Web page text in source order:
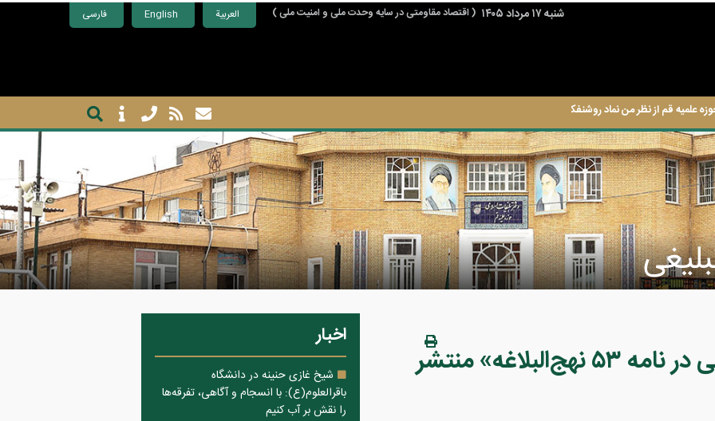
فارسی English العربية شنبه ۱۷ مرداد ۱۴۰۵ ( اقتصاد مقاومتی در سایه وحدت ملی و امنیت ملی )
علمیه قم از نظر من نماد روشنفکری حوزه است.
کتاب «سیاست حکمرانی در نامه ۵۳ نهج‌البلاغه» منتشر
اخبار
شیخ غازی حنینه در دانشگاه
باقرالعلوم(ع): با انسجام و آگاهی، تفرقه‌ها
را نقش بر آب کنیم